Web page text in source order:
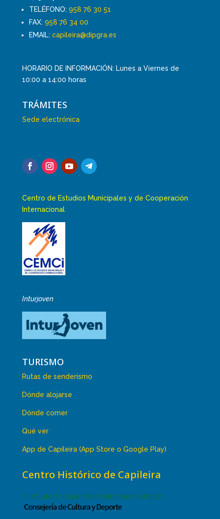
TELÉFONO: 958 76 30 51
FAX: 958 76 34 00
EMAIL: capileira@dipgra.es
HORARIO DE INFORMACIÓN: Lunes a Viernes de
10:00 a 14:00 horas
TRÁMITES
Sede electrónica
Centro de Estudios Municipales y de Cooperación
Internacional
Inturjoven
TURISMO
Rutas de senderismo
Dónde alojarse
Dónde comer
Qué ver
App de Capileira (App Store o Google Play)
Centro Histórico de Capileira